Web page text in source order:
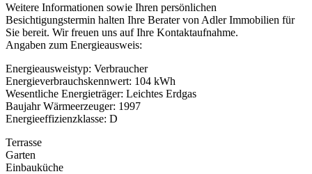
Weitere Informationen sowie Ihren persönlichen
Besichtigungstermin halten Ihre Berater von Adler Immobilien für
Sie bereit. Wir freuen uns auf Ihre Kontaktaufnahme.
Angaben zum Energieausweis:
Energieausweistyp: Verbraucher
Energieverbrauchskennwert: 104 kWh
Wesentliche Energieträger: Leichtes Erdgas
Baujahr Wärmeerzeuger: 1997
Energieeffizienzklasse: D
Terrasse
Garten
Einbauküche